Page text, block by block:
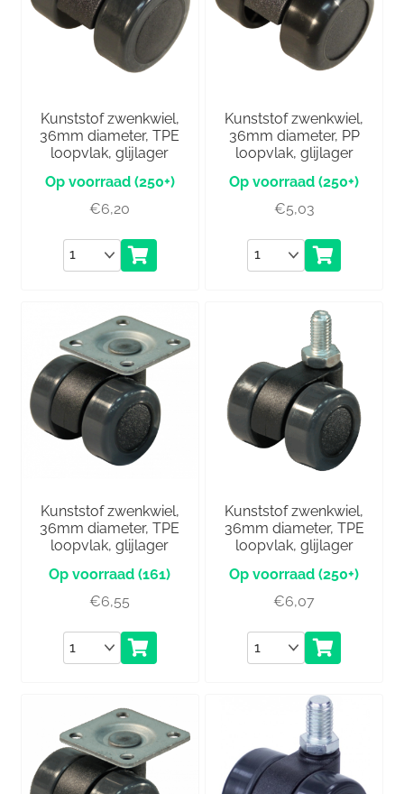
Kunststof zwenkwiel,
36mm diameter, TPE
loopvlak, glijlager
(250+)
€6,20
Aantal
Kunststof zwenkwiel,
36mm diameter, PP
loopvlak, glijlager
(250+)
€5,03
Aantal
Kunststof zwenkwiel,
36mm diameter, TPE
loopvlak, glijlager
(161)
€6,55
Aantal
Kunststof zwenkwiel,
36mm diameter, TPE
loopvlak, glijlager
(250+)
€6,07
Aantal